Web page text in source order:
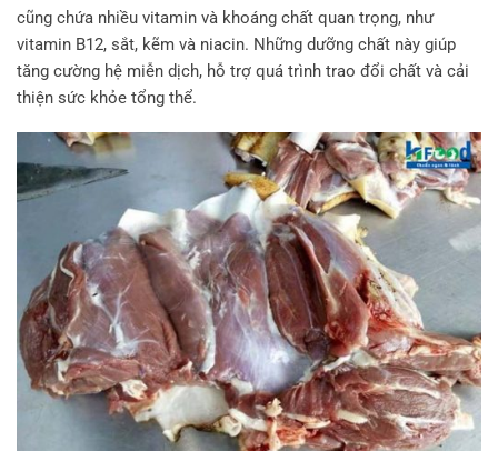
cũng chứa nhiều vitamin và khoáng chất quan trọng, như
vitamin B12, sắt, kẽm và niacin. Những dưỡng chất này giúp
tăng cường hệ miễn dịch, hỗ trợ quá trình trao đổi chất và cải
thiện sức khỏe tổng thể.